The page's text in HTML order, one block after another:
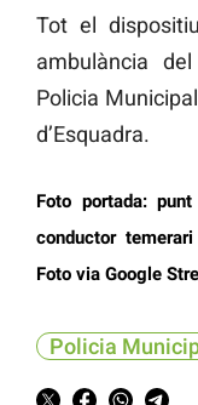
Tot el
ambulància
Policia
d’Esquadra.
Foto portada:
conductor
Foto via Google
Policia